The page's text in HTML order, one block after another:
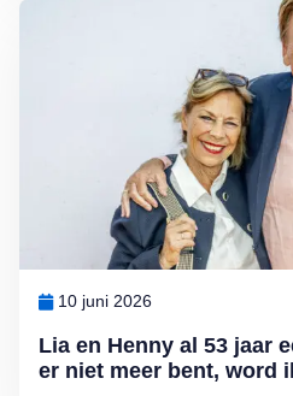
Lia en Henny al 53 jaar
er niet meer bent, word
10 juni 2026
Lees meer over Lia en Henny al